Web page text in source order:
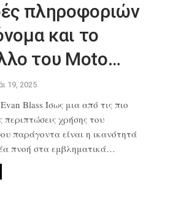
πληροφοριών
και το
του Moto…
19, 2025
Blass Ίσως μια από τις πιο
περιπτώσειςχρήσης του
παράγονταείναι η ικανότητά
πνοή στα εμβληματικά…